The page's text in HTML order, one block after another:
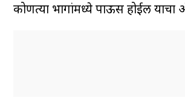
कोणत्या भागांमध्ये पाऊस होईल याचा